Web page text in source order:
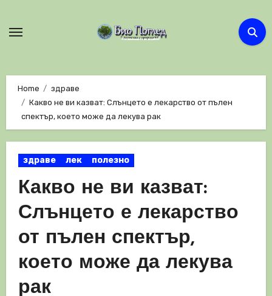
Home
здраве
Какво не ви казват: Слънцето е лекарство от пълен
спектър, което може да лекува рак
здраве лек полезно
Какво не ви казват:
Слънцето е лекарство
от пълен спектър,
което може да лекува
рак